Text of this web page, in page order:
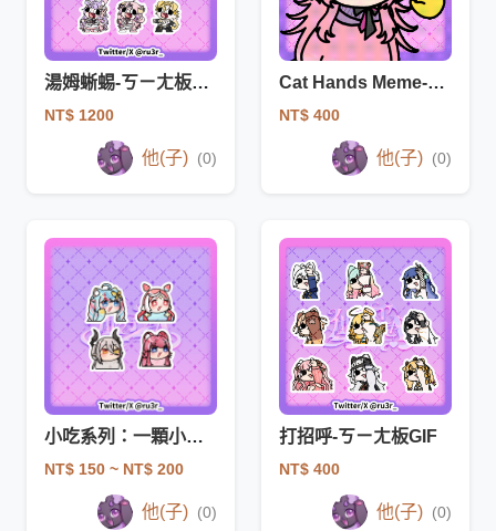
湯姆蜥蜴-ㄎㄧㄤ板GIF
NT$ 1200
他(子) (0)
Cat Hands Meme-ㄎㄧㄤ板GIF
NT$ 400
他(子) (0)
小吃系列：一顆小頭-PNG
NT$ 150 ~ NT$ 200
他(子) (0)
打招呼-ㄎㄧㄤ板GIF
NT$ 400
他(子) (0)